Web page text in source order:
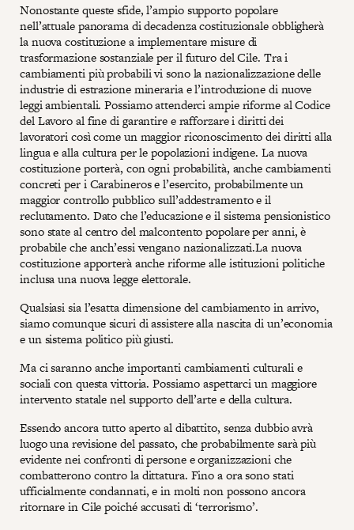
Nonostante queste sfide, l’ampio supporto popolare
nell’attuale panorama di decadenza costituzionale obbligherà
la nuova costituzione a implementare misure di
trasformazione sostanziale per il futuro del Cile. Tra i
cambiamenti più probabili vi sono la nazionalizzazione delle
industrie di estrazione mineraria e l’introduzione di nuove
leggi ambientali. Possiamo attenderci ampie riforme al Codice
del Lavoro al fine di garantire e rafforzare i diritti dei
lavoratori così come un maggior riconoscimento dei diritti alla
lingua e alla cultura per le popolazioni indigene. La nuova
costituzione porterà, con ogni probabilità, anche cambiamenti
concreti per i Carabineros e l’esercito, probabilmente un
maggior controllo pubblico sull’addestramento e il
reclutamento. Dato che l’educazione e il sistema pensionistico
sono state al centro del malcontento popolare per anni, è
probabile che anch’essi vengano nazionalizzati.La nuova
costituzione apporterà anche riforme alle istituzioni politiche
inclusa una nuova legge elettorale.
Qualsiasi sia l’esatta dimensione del cambiamento in arrivo,
siamo comunque sicuri di assistere alla nascita di un’economia
e un sistema politico più giusti.
Ma ci saranno anche importanti cambiamenti culturali e
sociali con questa vittoria. Possiamo aspettarci un maggiore
intervento statale nel supporto dell’arte e della cultura.
Essendo ancora tutto aperto al dibattito, senza dubbio avrà
luogo una revisione del passato, che probabilmente sarà più
evidente nei confronti di persone e organizzazioni che
combatterono contro la dittatura. Fino a ora sono stati
ufficialmente condannati, e in molti non possono ancora
ritornare in Cile poiché accusati di ‘terrorismo’.